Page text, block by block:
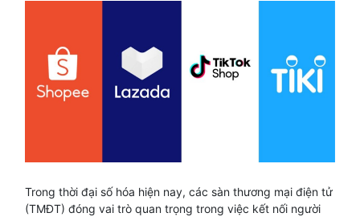
Trong thời đại số hóa hiện nay, các sàn thương mại điện tử
(TMĐT) đóng vai trò quan trọng trong việc kết nối người